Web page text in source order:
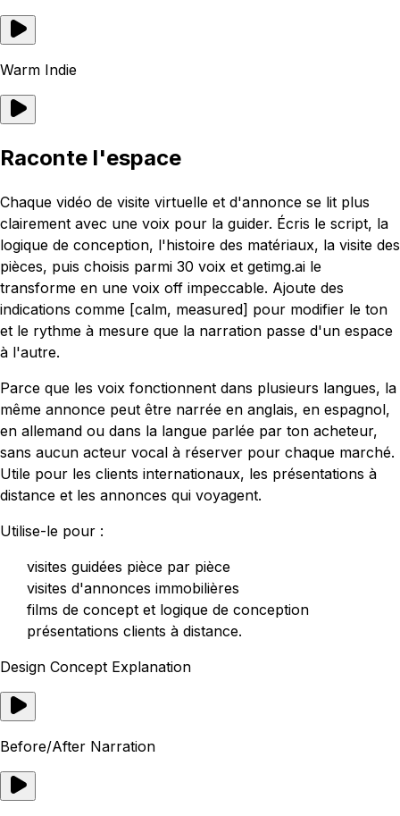
Warm Indie
Raconte l'espace
Chaque vidéo de visite virtuelle et d'annonce se lit plus
clairement avec une voix pour la guider. Écris le script, la
logique de conception, l'histoire des matériaux, la visite des
pièces, puis choisis parmi 30 voix et getimg.ai le
transforme en une voix off impeccable. Ajoute des
indications comme [calm, measured] pour modifier le ton
et le rythme à mesure que la narration passe d'un espace
à l'autre.
Parce que les voix fonctionnent dans plusieurs langues, la
même annonce peut être narrée en anglais, en espagnol,
en allemand ou dans la langue parlée par ton acheteur,
sans aucun acteur vocal à réserver pour chaque marché.
Utile pour les clients internationaux, les présentations à
distance et les annonces qui voyagent.
Utilise-le pour :
visites guidées pièce par pièce
visites d'annonces immobilières
films de concept et logique de conception
présentations clients à distance.
Design Concept Explanation
Before/After Narration